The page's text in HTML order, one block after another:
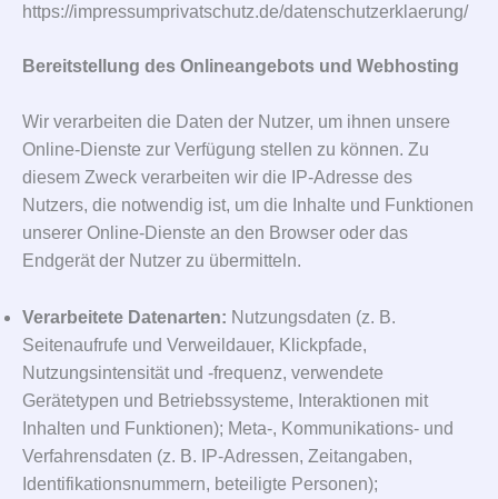
https://impressumprivatschutz.de/datenschutzerklaerung/
Bereitstellung des Onlineangebots und Webhosting
Wir verarbeiten die Daten der Nutzer, um ihnen unsere
Online-Dienste zur Verfügung stellen zu können. Zu
diesem Zweck verarbeiten wir die IP-Adresse des
Nutzers, die notwendig ist, um die Inhalte und Funktionen
unserer Online-Dienste an den Browser oder das
Endgerät der Nutzer zu übermitteln.
Verarbeitete Datenarten: Nutzungsdaten (z. B.
Seitenaufrufe und Verweildauer, Klickpfade,
Nutzungsintensität und -frequenz, verwendete
Gerätetypen und Betriebssysteme, Interaktionen mit
Inhalten und Funktionen); Meta-, Kommunikations- und
Verfahrensdaten (z. B. IP-Adressen, Zeitangaben,
Identifikationsnummern, beteiligte Personen);